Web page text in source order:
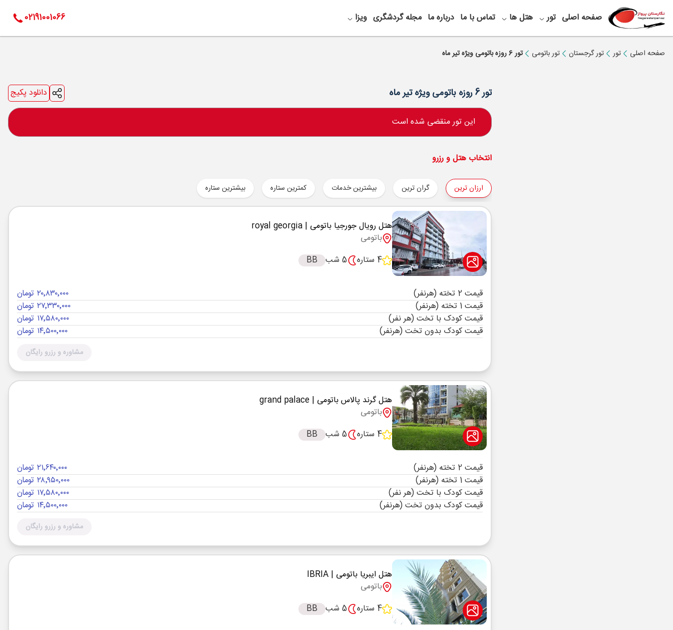
صفحه اصلی تور هتل ها تماس با ما درباره ما مجله گردشگری ویزا 02191001066
صفحه اصلی تور تور گرجستان تور باتومی تور 6 روزه باتومی ویژه تیر ماه
تور 6 روزه باتومی ویژه تیر ماه دانلود پکیج
این تور منقضی شده است
انتخاب هتل و رزرو
ارزان ترین گران ترین بیشترین خدمات کمترین ستاره بیشترین ستاره
هتل رویال جورجیا باتومی | royal georgia
باتومی
4 ستاره
5 شب BB
قیمت 2 تخته (هرنفر)
۲۰٬۸۳۰٬۰۰۰ تومان
قیمت 1 تخته (هرنفر)
۲۷٬۳۳۰٬۰۰۰ تومان
قیمت کودک با تخت (هر نفر)
۱۷٬۵۸۰٬۰۰۰ تومان
قیمت کودک بدون تخت (هرنفر)
۱۴٬۵۰۰٬۰۰۰ تومان
مشاوره و رزرو رایگان
هتل گرند پالاس باتومی | grand palace
باتومی
4 ستاره
5 شب BB
قیمت 2 تخته (هرنفر)
۲۱٬۶۴۰٬۰۰۰ تومان
قیمت 1 تخته (هرنفر)
۲۸٬۹۵۰٬۰۰۰ تومان
قیمت کودک با تخت (هر نفر)
۱۷٬۵۸۰٬۰۰۰ تومان
قیمت کودک بدون تخت (هرنفر)
۱۴٬۵۰۰٬۰۰۰ تومان
مشاوره و رزرو رایگان
هتل ایبریا باتومی | IBRIA
باتومی
4 ستاره
5 شب BB